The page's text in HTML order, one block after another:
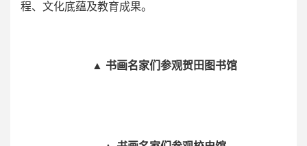
程、文化底蕴及教育成果。
▲ 书画名家们参观贺田图书馆